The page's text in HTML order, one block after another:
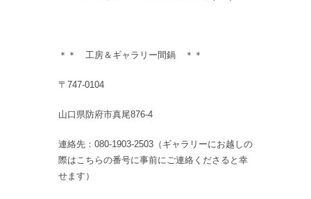
＊＊ 工房＆ギャラリー間鍋 ＊＊
〒747-0104
山口県防府市真尾876-4
連絡先：080-1903-2503（ギャラリーにお越しの
際はこちらの番号に事前にご連絡くださると幸
せます）